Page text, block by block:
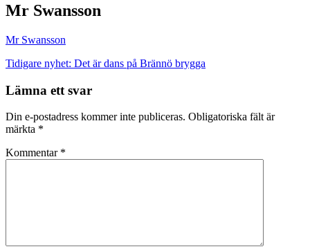
Mr Swansson
Mr Swansson
Inläggsnavigering
Tidigare nyhet: Det är dans på Brännö brygga
Lämna ett svar
Din e-postadress kommer inte publiceras. Obligatoriska fält är
märkta *
Kommentar *